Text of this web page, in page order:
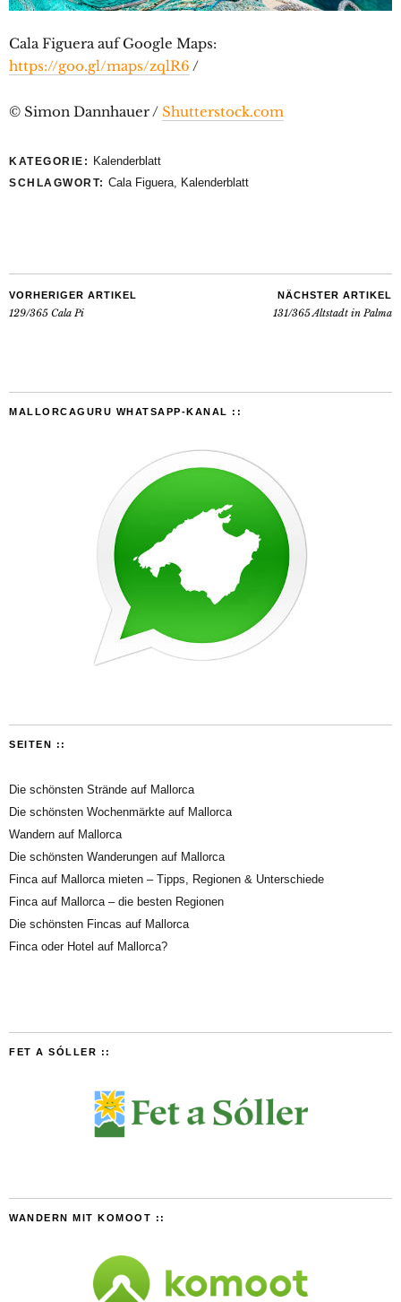
Cala Figuera auf Google Maps:
https://goo.gl/maps/zqlR6 /
© Simon Dannhauer / Shutterstock.com
KATEGORIE: Kalenderblatt
SCHLAGWORT: Cala Figuera Kalenderblatt
VORHERIGER ARTIKEL
129/365 Cala Pi
NÄCHSTER ARTIKEL
131/365 Altstadt in Palma
MALLORCAGURU WHATSAPP-KANAL ::
SEITEN ::
Die schönsten Strände auf Mallorca
Die schönsten Wochenmärkte auf Mallorca
Wandern auf Mallorca
Die schönsten Wanderungen auf Mallorca
Finca auf Mallorca mieten – Tipps, Regionen & Unterschiede
Finca auf Mallorca – die besten Regionen
Die schönsten Fincas auf Mallorca
Finca oder Hotel auf Mallorca?
FET A SÓLLER ::
WANDERN MIT KOMOOT ::